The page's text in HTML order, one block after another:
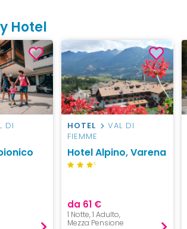
Hotel
DI
HOTEL
VAL DI
FIEMME
Hotel Alpino, Varena
S
da 61 €
1 Notte, 1 Adulto,
Mezza Pensione